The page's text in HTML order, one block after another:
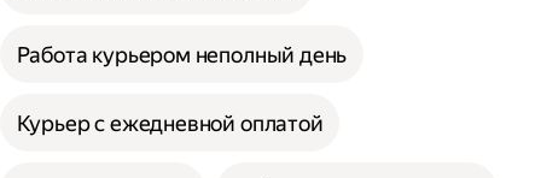
Работа курьером неполный день
Курьер с ежедневной оплатой